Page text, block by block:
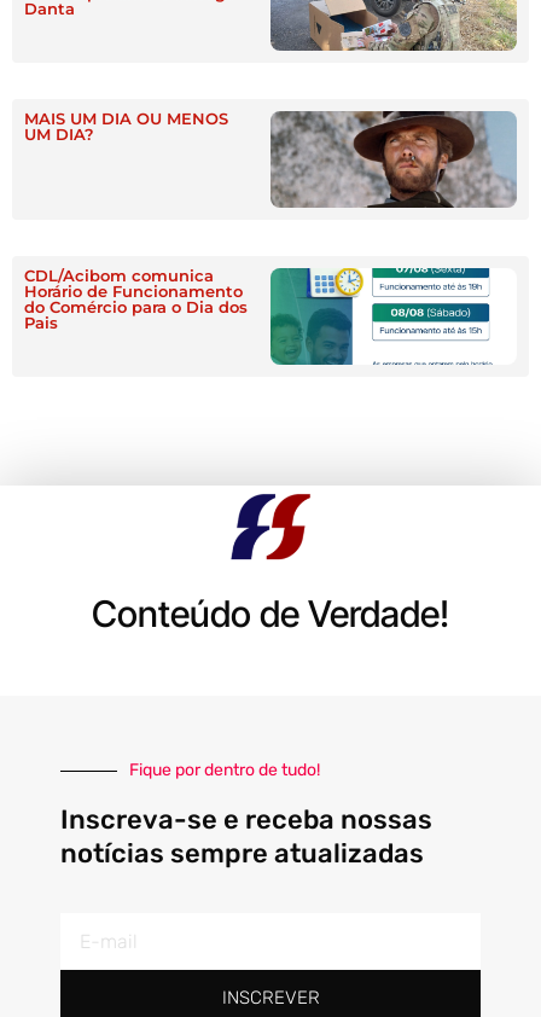
Danta
MAIS UM DIA OU MENOS
UM DIA?
CDL/Acibom comunica
Horário de Funcionamento
do Comércio para o Dia dos
Pais
Conteúdo de Verdade!
Fique por dentro de tudo!
Inscreva-se e receba nossas
notícias sempre atualizadas
mail
INSCREVER